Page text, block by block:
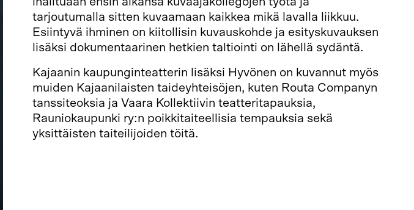
tarjoutumalla sitten kuvaamaan kaikkea mikä lavalla liikkuu.
Esiintyvä ihminen on kiitollisin kuvauskohde ja esityskuvauksen
lisäksi dokumentaarinen hetkien taltiointi on lähellä sydäntä.
Kajaanin kaupunginteatterin lisäksi Hyvönen on kuvannut myös
muiden Kajaanilaisten taideyhteisöjen, kuten Routa Companyn
tanssiteoksia ja Vaara Kollektiivin teatteritapauksia,
Rauniokaupunki ry:n poikkitaiteellisia tempauksia sekä
yksittäisten taiteilijoiden töitä.